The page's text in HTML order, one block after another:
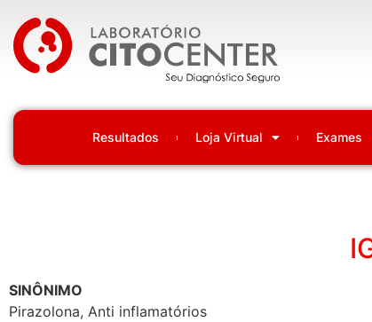
Laboratório Citocenter
Resultados Loja Virtual Exames
SINÔNIMO
Pirazolona, Anti inflamatórios